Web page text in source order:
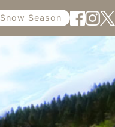
Snow Season